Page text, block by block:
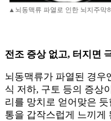
▲뇌동맥류 파열로 인한 뇌지주막
전조 증상 없고, 터지면
뇌동맥류가 파열된 경우
식 저하, 구토 등의 증상
리를 망치로 얻어맞은
통을 갑작스럽게 느끼게